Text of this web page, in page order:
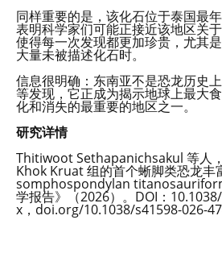
同样重要的是，该化石位于泰国最
表明科学家们可能正接近该地区关
使得每一次发现都更加珍贵，尤其
大量未被描述化石时。
信息很明确：东南亚不是恐龙历史
等发现，它正成为揭示地球上最大
化和消失的最重要的地区之一。
研究详情
Thitiwoot Sethapanichsakul 等人
Khok Kruat 组的首个蜥脚类恐龙丰
somphospondylan
学报告》（2026）。DOI：
x，doi.org/10.1038/s41598-026-